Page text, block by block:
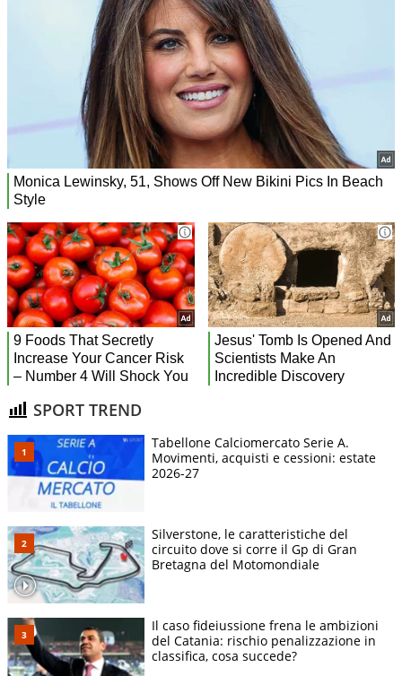
SPORT TREND
Tabellone Calciomercato Serie A.
Movimenti, acquisti e cessioni: estate
2026-27
Silverstone, le caratteristiche del
circuito dove si corre il Gp di Gran
Bretagna del Motomondiale
Il caso fideiussione frena le ambizioni
del Catania: rischio penalizzazione in
classifica, cosa succede?